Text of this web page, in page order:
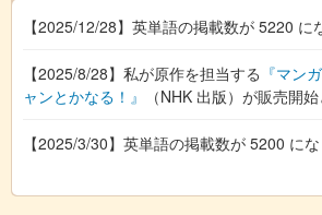
【2025/12/28】英単語の掲載数が 5220 に
【2025/8/28】私が原作を担当する 『マン
ャンとかなる！』
（NHK 出版）が販売開
【2025/3/30】英単語の掲載数が 5200 にな